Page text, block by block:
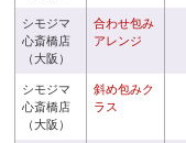
シモジマ
心斎橋店
（大阪）
合わせ包み
アレンジ
シモジマ
心斎橋店
（大阪）
斜め包みク
ラス